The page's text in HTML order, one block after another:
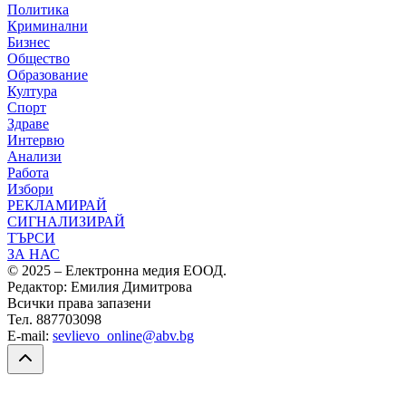
Политика
Криминални
Бизнес
Общество
Образование
Култура
Спорт
Здраве
Интервю
Анализи
Работа
Избори
РЕКЛАМИРАЙ
СИГНАЛИЗИРАЙ
ТЪРСИ
ЗА НАС
© 2025 – Електронна медия ЕООД.
Редактор: Емилия Димитрова
Всички права запазени
Тел. 887703098
E-mail: sevlievo_online@abv.bg